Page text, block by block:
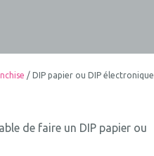
/ DIP papier ou DIP électronique
de faire un DIP papier ou